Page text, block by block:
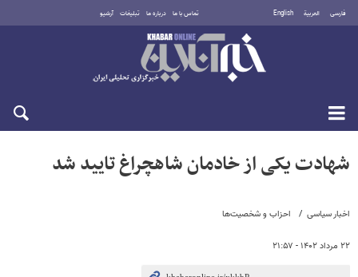
فارسی العربية English تماس با ما درباره ما تبلیغات آرشیو
جمعه ۱۶ مرداد ۱۴۰۵
اخبار سیاسی احزاب و شخصیت‌ها
۲۲ مرداد ۱۴۰۲ - ۲۱:۵۷
شهادت یکی از خادمان شاهچراغ تایید شد